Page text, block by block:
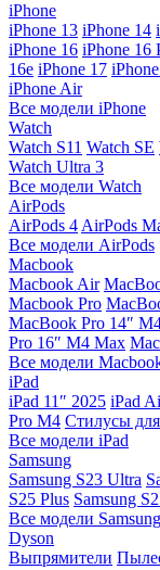
iPhone
iPhone 13 iPhone 14
iPhone 16 iPhone 16
16e iPhone 17
iPhone Air
Все модели iPhone
Watch
Watch S11 Watch SE
Watch Ultra 3
Все модели Watch
AirPods
AirPods 4 AirPods
Все модели AirPods
Macbook
Macbook Air
Macbook Pro
MacBook Pro 14″
Pro 16″ M4 Max
Все модели
iPad
iPad 11″ 2025 iPad
Pro M4 Стилусы
Все модели iPad
Samsung
Samsung S23 Ultra
S25 Plus Samsung
Все модели Samsung
Dyson
Выпрямители